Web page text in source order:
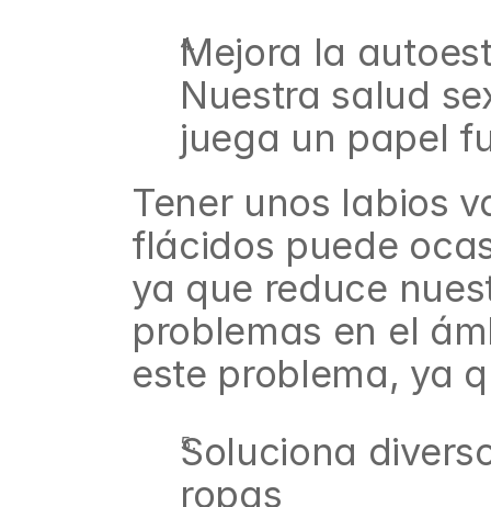
Mejora la
Nuestra salud
juega un papel
Tener unos labios
flácidos puede
ya que reduce
problemas en el
este problema, ya
Soluciona
ropas